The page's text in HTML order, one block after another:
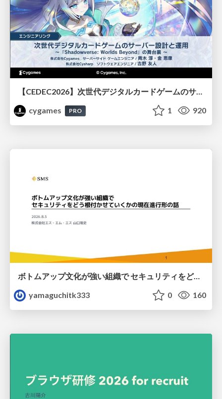
【CEDEC2026】次世代デジタルカードゲームのサーバー設計と運用 〜『Shadowverse: Worlds Beyond』の舞台裏～
cygames
PRO 1 920
ボトムアップ文化が強い組織で セキュリティをどう根付かせていくかの現在進行形の話 / Making Security Stick in a Bottom-Up Organization
yamaguchitk333
0 160